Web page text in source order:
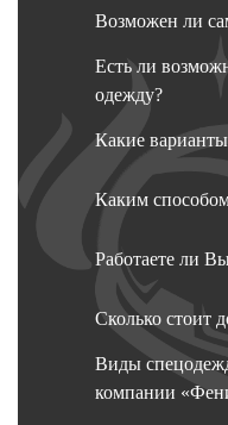
Возможен ли
Есть ли
одежду?
Какие
Каким
Работаете ли
Сколько стоит
Виды
компании